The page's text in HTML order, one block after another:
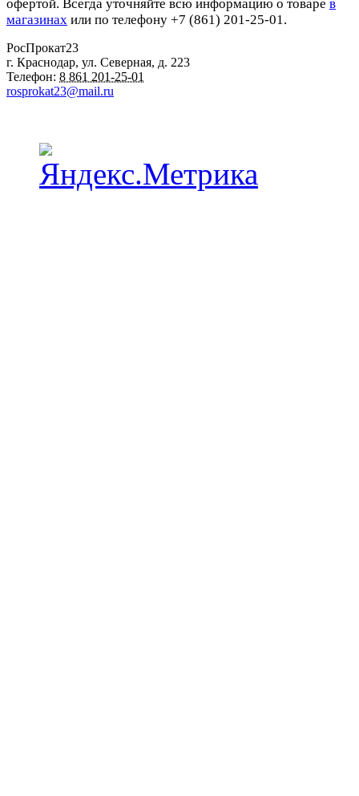
офертой. Всегда уточняйте всю информацию о товаре в
магазинах или по телефону +7 (861) 201-25-01.
РосПрокат23
г. Краснодар, ул. Северная, д. 223
Телефон: 8 861 201-25-01
rosprokat23@mail.ru